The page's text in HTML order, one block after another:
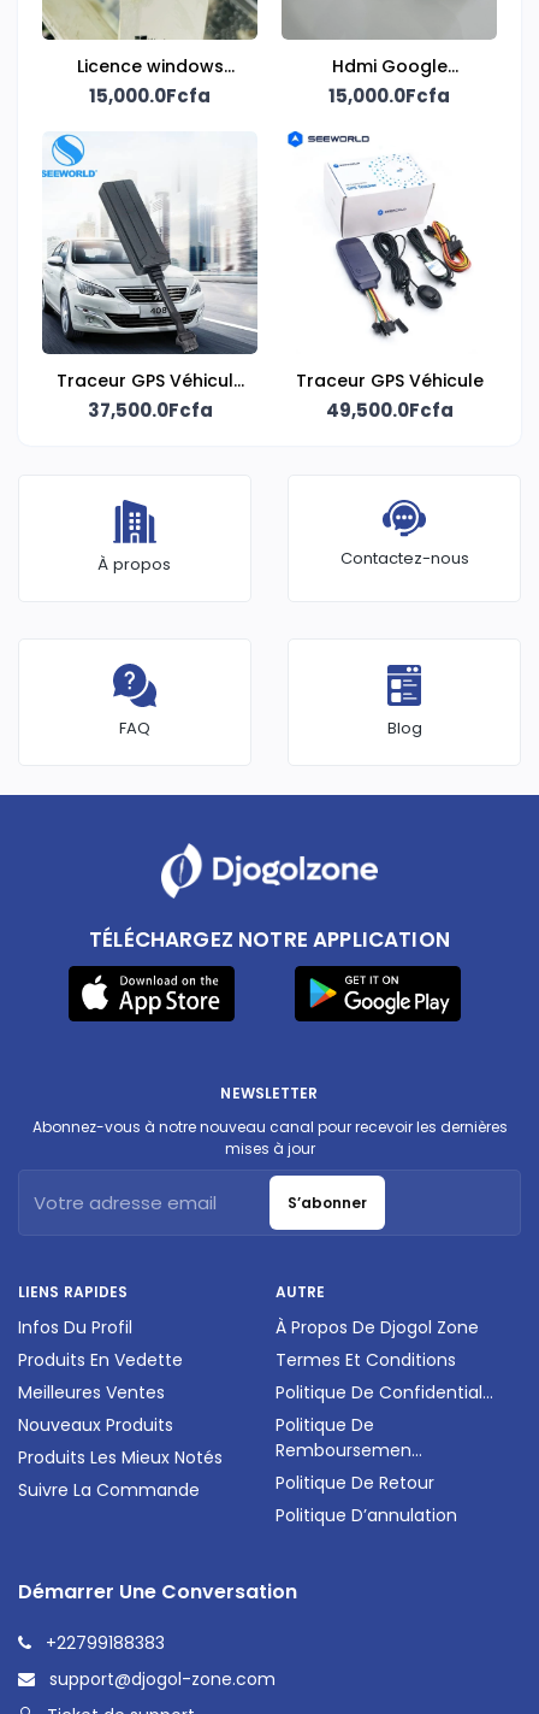
Licence windows
authentique
15,000.0Fcfa
Hdmi Google
Chromecast
15,000.0Fcfa
Traceur GPS Véhicule
S102A
37,500.0Fcfa
Traceur GPS Véhicule
49,500.0Fcfa
À propos Contactez-nous
FAQ Blog
TÉLÉCHARGEZ NOTRE APPLICATION
LIENS RAPIDES
Infos Du Profil
Produits En Vedette
Meilleures Ventes
Nouveaux Produits
Produits Les Mieux Notés
Suivre La Commande
AUTRE
À Propos De Djogol Zone
Termes Et Conditions
Politique De Confidential...
Politique De
Remboursemen...
Politique De Retour
Politique D’annulation
NEWSLETTER
Abonnez-vous à notre nouveau canal pour recevoir les dernières
mises à jour
S’abonner
Démarrer Une Conversation
+22799188383
support@djogol-zone.com